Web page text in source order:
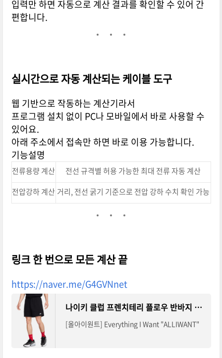
입력만 하면 자동으로 계산 결과를 확인할 수 있어 간
편합니다.
실시간으로 자동 계산되는 케이블 도구
웹 기반으로 작동하는 계산기라서
프로그램 설치 없이 PC나 모바일에서 바로 사용할 수
있어요.
아래 주소에서 접속만 하면 바로 이용 가능합니다.
기능설명
전류용량 계산
전선 규격별 허용 가능한 최대 전류 자동 계산
전압강하 계산 거리, 전선 굵기 기준으로 전압 강하 수치 확인 가능
링크 한 번으로 모든 계산 끝
https://naver.me/G4GVNnet
나이키 클럽 프렌치테리 플로우 반바지 FN3521-010 : 올아이원트
[올아이원트] Everything I Want "ALLIWANT"